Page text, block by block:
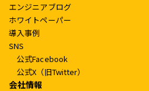
エンジニアブログ
ホワイトペーパー
導入事例
SNS
公式Facebook
公式X（旧Twitter）
会社情報